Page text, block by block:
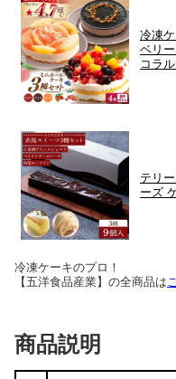
冷凍
ベリ
コラ
テリ
ーズ
冷凍ケーキのプロ！
【五洋食品産業】の全商品は
商品説明